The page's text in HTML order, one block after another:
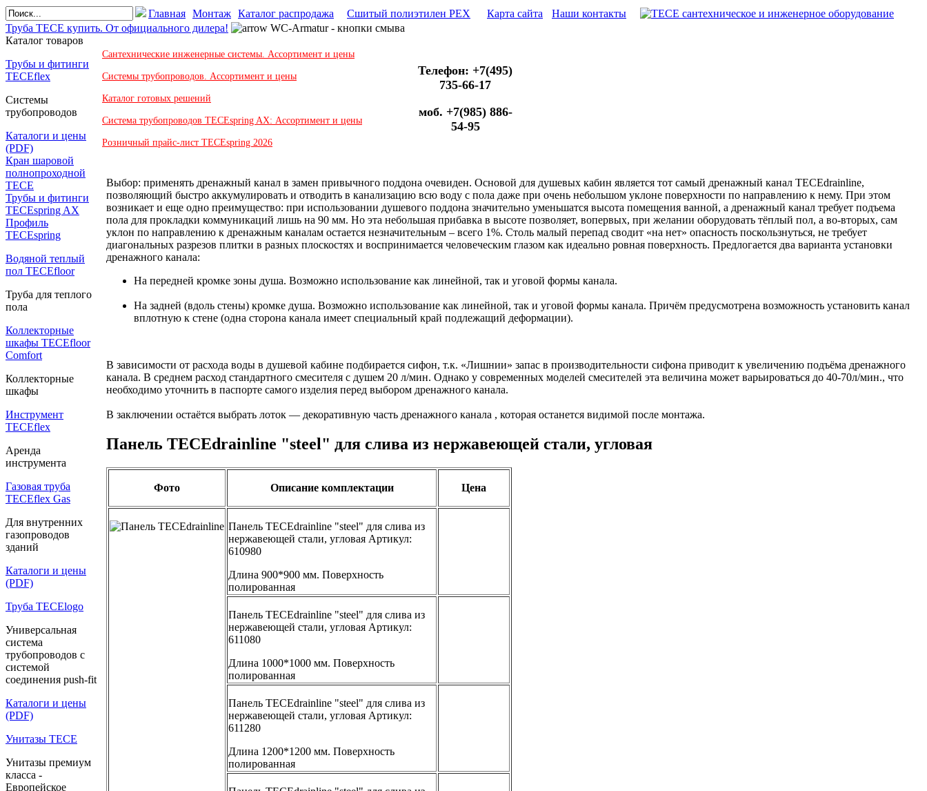
Главная Монтаж Каталог распродажа Сшитый полиэтилен PEX Карта сайта
Наши контакты
Труба TECE купить. От официального дилера!
WC-Аrmatur - кнопки смыва
Каталог товаров
Трубы и фитинги
TECEflex
Системы
трубопроводов
Каталоги и цены
(PDF)
Кран шаровой
полнопроходной
ТЕСЕ
Трубы и фитинги
TECEspring AX
Профиль
TECEspring
Водяной теплый
пол TECEfloor
Труба для теплого
пола
Коллекторные
шкафы TECEfloor
Comfort
Коллекторные
шкафы
Инструмент
TECEflex
Аренда
инструмента
Газовая труба
TECEflex Gas
Для внутренних
газопроводов
зданий
Каталоги и цены
(PDF)
Труба TECElogo
Универсальная
система
трубопроводов с
системой
соединения push-fit
Каталоги и цены
(PDF)
Унитазы TECE
Унитазы премиум
класса -
Европейское
Сантехнические инженерные системы. Ассортимент и цены
Системы трубопроводов. Ассортимент и цены
Каталог готовых решений
Система трубопроводов TECEspring AX: Ассортимент и цены
Розничный прайс-лист TECEspring 2026
Телефон: +7(495)
735-66-17
моб. +7(985) 886-
54-95
Выбор: применять дренажный канал в замен привычного поддона очевиден. Основой для душевых кабин является тот самый дренажный канал TECEdrainline,
позволяющий быстро аккумулировать и отводить в канализацию всю воду с пола даже при очень небольшом уклоне поверхности по направлению к нему. При этом
возникает и еще одно преимущество: при использовании душевого поддона значительно уменьшатся высота помещения ванной, а дренажный канал требует подъема
пола для прокладки коммуникаций лишь на 90 мм. Но эта небольшая прибавка в высоте позволяет, вопервых, при желании оборудовать тёплый пол, а во-вторых, сам
уклон по направлению к дренажным каналам остается незначительным – всего 1%. Столь малый перепад сводит «на нет» опасность поскользнуться, не требует
диагональных разрезов плитки в разных плоскостях и воспринимается человеческим глазом как идеально ровная поверхность. Предлогается два варианта установки
дренажного канала:
На передней кромке зоны душа. Возможно использование как линейной, так и уговой формы канала.
На задней (вдоль стены) кромке душа. Возможно использование как линейной, так и уговой формы канала. Причём предусмотрена возможность установить канал
вплотную к стене (одна сторона канала имеет специальный край подлежащий деформации).
В зависимости от расхода воды в душевой кабине подбирается сифон, т.к. «Лишнии» запас в производительности сифона приводит к увеличению подъёма дренажного
канала. В среднем расход стандартного смесителя с душем 20 л/мин. Однако у современных моделей смесителей эта величина может варьироваться до 40-70л/мин., что
необходимо уточнить в паспорте самого изделия перед выбором дренажного канала.
В заключении остаётся выбрать лоток — декоративную часть дренажного канала , которая останется видимой после монтажа.
Панель ТЕСЕdrainlinе "steel" для слива из нержавеющей стали, угловая
Фото Описание комплектации Цена
Панель TECEdrainline "steel" для слива из
нержавеющей стали, угловая Артикул:
610980
Длина 900*900 мм. Поверхность
полированная
Панель TECEdrainline "steel" для слива из
нержавеющей стали, угловая Артикул:
611080
Длина 1000*1000 мм. Поверхность
полированная
Панель TECEdrainline "steel" для слива из
нержавеющей стали, угловая Артикул:
611280
Длина 1200*1200 мм. Поверхность
полированная